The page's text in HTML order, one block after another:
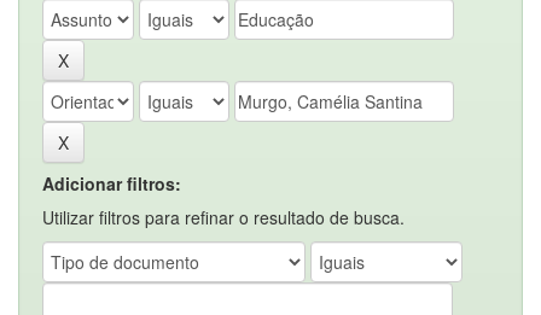
Adicionar filtros:
Utilizar filtros para refinar o resultado de busca.